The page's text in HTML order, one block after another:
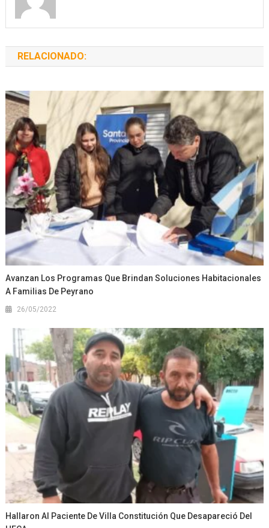
RELACIONADO:
Avanzan Los Programas Que Brindan Soluciones Habitacionales
A Familias De Peyrano
26/05/2022
Hallaron Al Paciente De Villa Constitución Que Desapareció Del